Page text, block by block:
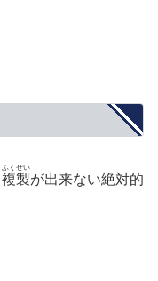
複製
ふくせい
が出来ない絶対的